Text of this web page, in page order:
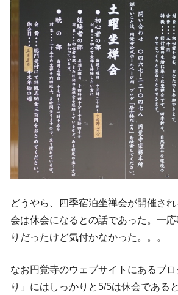
どうやら、四季宿泊坐禅会が開催さ
会は休会になるとの話であった。一
りだったけど気付かなかった。。。
なお円覚寺のウェブサイトにあるブ
り」にはしっかりと5/5は休会である